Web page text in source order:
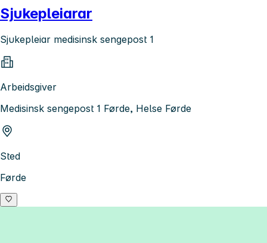
Sjukepleiarar
Sjukepleiar medisinsk sengepost 1
Arbeidsgiver
Medisinsk sengepost 1 Førde, Helse Førde
Sted
Førde